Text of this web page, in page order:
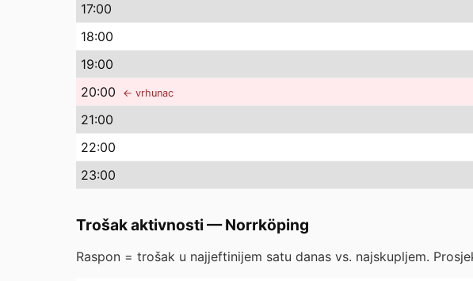
17:00
18:00
19:00
20:00 ← vrhunac
21:00
22:00
23:00
Trošak aktivnosti —Norrköping
Raspon = trošak u najjeftinijem satu danas vs. najskupljem.